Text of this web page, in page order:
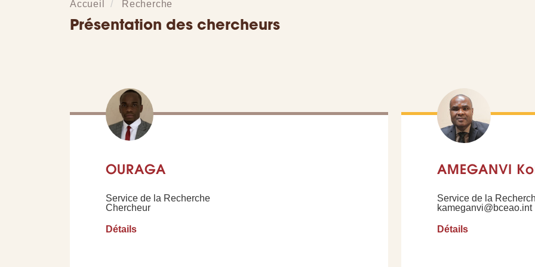
Accueil Recherche
Présentation des chercheurs
OURAGA
Service de la Recherche
Chercheur
Détails
AMEGANVI
Service de la
kameganvi@bceao.int
Détails